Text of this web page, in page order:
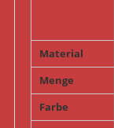
Material
Menge
Farbe